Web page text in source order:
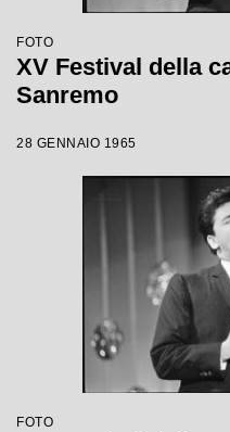
FOTO
XV Festival della
Sanremo
28 GENNAIO 1965
FOTO